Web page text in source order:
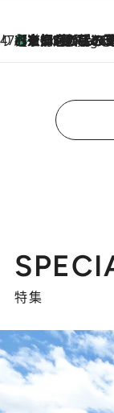
47都道府県の手みやげ ひんやりスイーツで
4 Hours Ago
【京都府】この夏絶対食べたい 冷やしておいしいおやつ3選 ひと
特集